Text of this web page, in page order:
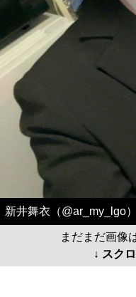
新井舞衣（@ar_my_lgo
まだまだ画像
↓ スク